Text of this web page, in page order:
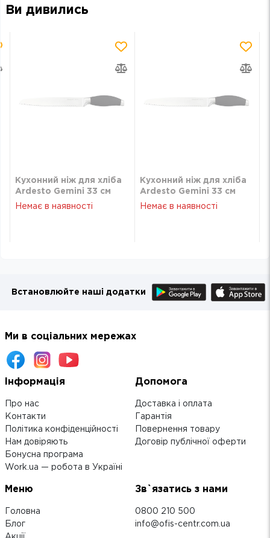
Ви дивились
Кухонний ніж для хліба
Ardesto Gemini 33 см
довжина леза 20,3 см
Немає в наявності
Кухонний ніж для хліба
Ardesto Gemini 33 см
довжина леза 20,3 см
Немає в наявності
Встановлюйте наші додатки
Ми в соціальних мережах
Інформація
Про нас
Контакти
Політика конфіденційності
Нам довіряють
Бонусна програма
Work.ua — робота в Україні
Допомога
Доставка і оплата
Гарантія
Повернення товару
Договір публічної оферти
Меню
Головна
Блог
Зв`язатись з нами
0800 210 500
info@ofis-centr.com.ua